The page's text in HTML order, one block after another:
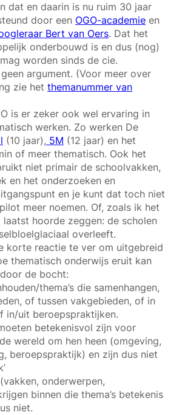
dat en daarin is nu ruim 30 jaar
door een OGO-academie en
Bert van Oers. Dat het
onderbouwd is en dus (nog)
worden sinds de cie.
argument. (Voor meer over
zie het themanummer van
is er zeker ook wel ervaring in
werken. Zo werken De
(10 jaar), 5M (12 jaar) en het
of meer thematisch. Ook het
niet primair de schoolvakken,
en het onderzoeken en
en je kunt dat toch niet
meer noemen. Of, zoals ik het
laatst hoorde zeggen: de scholen
overleeft.
korte reactie te ver om uitgebreid
thematisch onderwijs eruit kan
de bocht:
thema’s die samenhangen,
of tussen vakgebieden, of in
in/uit beroepspraktijken.
betekenisvol zijn voor
wereld om hen heen (omgeving,
beroepspraktijk) en zijn dus niet
onderwerpen,
binnen die thema’s betekenis
niet.